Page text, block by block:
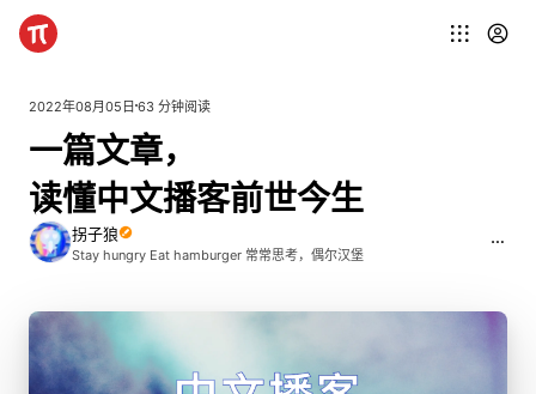
2022年08月05日 63 分钟阅读
一篇文章，
读懂中文播客前世今生
拐子狼
Stay hungry Eat hamburger 常常思考，偶尔汉堡